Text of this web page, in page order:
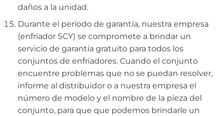
daños a la unidad.
Durante el período de garantía, nuestra empresa
(enfriador SCY) se compromete a brindar un
servicio de garantía gratuito para todos los
conjuntos de enfriadores. Cuando el conjunto
encuentre problemas que no se puedan resolver,
informe al distribuidor o a nuestra empresa el
número de modelo y el nombre de la pieza del
conjunto, para que que podemos brindarle un